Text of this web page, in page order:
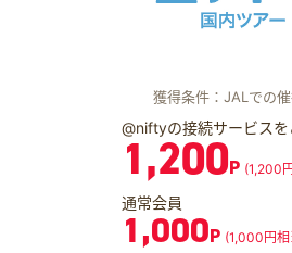
獲得条件：JALでの
@niftyの接続サービス
1,200P (1,200
通常会員
1,000P (1,000円相